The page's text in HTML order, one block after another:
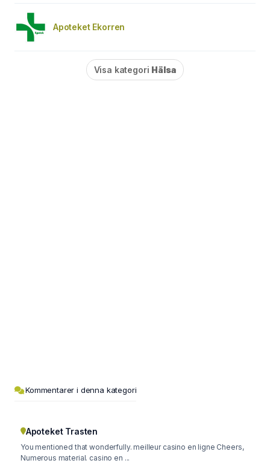
Apoteket Ekorren
Visa kategori Hälsa
Kommentarer i denna kategori
Apoteket Trasten
You mentioned that wonderfully. meilleur casino en ligne Cheers,
Numerous material. casino en ...